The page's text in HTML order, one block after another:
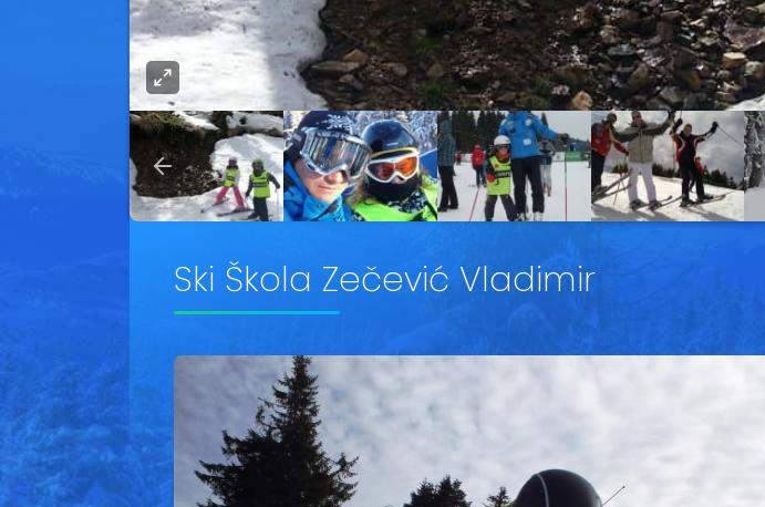
Ski Škola Zečević Vladimir